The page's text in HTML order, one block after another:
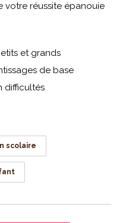
votre réussite épanouie
et grands
de base
difficultés
scolaire